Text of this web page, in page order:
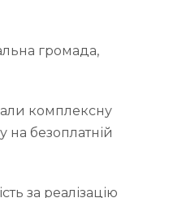
громада,
комплексну
на безоплатній
за реалізацію